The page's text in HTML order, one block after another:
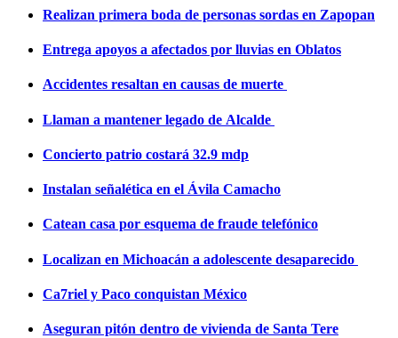
Realizan primera boda de personas sordas en Zapopan
Entrega apoyos a afectados por lluvias en Oblatos
Accidentes resaltan en causas de muerte
Llaman a mantener legado de Alcalde
Concierto patrio costará 32.9 mdp
Instalan señalética en el Ávila Camacho
Catean casa por esquema de fraude telefónico
Localizan en Michoacán a adolescente desaparecido
Ca7riel y Paco conquistan México
Aseguran pitón dentro de vivienda de Santa Tere